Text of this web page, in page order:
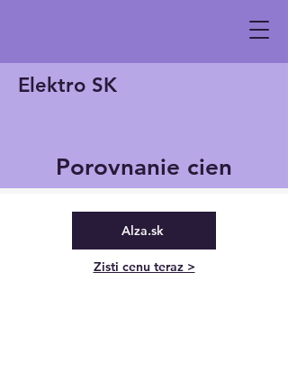
Elektro SK
Porovnanie cien
Alza.sk
Zisti cenu teraz >